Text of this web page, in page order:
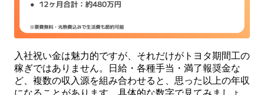
入社祝い金は魅力的ですが、それだけがトヨタ期間工の
稼ぎではありません。日給・各種手当・満了報奨金な
ど、複数の収入源を組み合わせると、思った以上の年収